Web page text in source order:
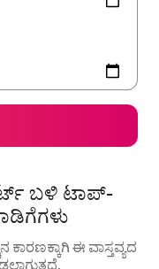
ಬಳಿ ಟಾಪ್-
ಕಾರಣಕ್ಕಾಗಿ ಈ ವಾಸ್ತವ್ಯದ